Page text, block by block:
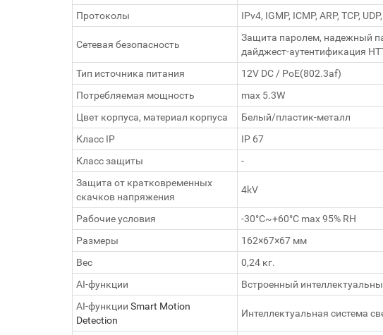
Протоколы
IPv4, IGMP, ICMP, ARP, TCP,
Сетевая безопасность
Защита паролем, надежный
дайджест-аутентификация
Тип источника питания
12V DC / PoE(802.3af)
Потребляемая мощность
max 5.3W
Цвет корпуса, материал корпуса
Белый/пластик-металл
Класс IP
IP 67
Класс защиты
-
Защита от кратковременных
скачков напряжения
4kV
Рабочие условия
-30°C~+60°C max 95% RH
Размеры
162×67×67 мм
Вес
0,24 кг.
AI‑функции
Встроенный
AI‑функции Smart Motion
Detection
Интеллектуальная система